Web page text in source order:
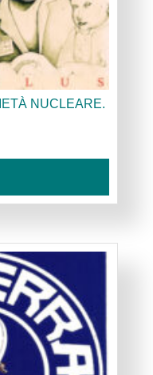
NUCLEARE.